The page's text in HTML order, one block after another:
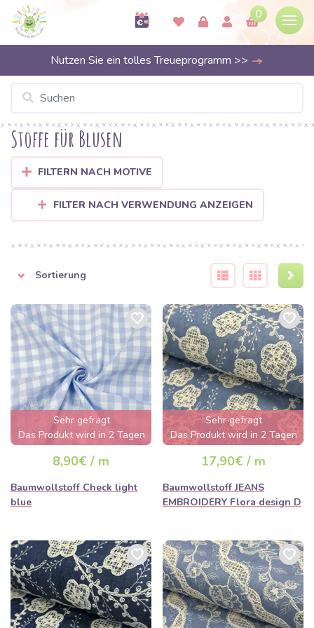
0
Nutzen Sie ein tolles Treueprogramm >>
Stoffe für Blusen
FILTERN NACH MOTIVE
FILTER NACH VERWENDUNG ANZEIGEN
Sortierung
Sehr gefragt
Das Produkt wird in 2 Tagen
ausverkauft sein
8,90€ / m
Baumwollstoff Check light
blue
Sehr gefragt
Das Produkt wird in 2 Tagen
ausverkauft sein
17,90€ / m
Baumwollstoff JEANS
EMBROIDERY Flora design D